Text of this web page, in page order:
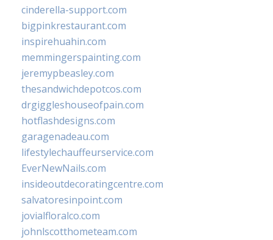
cinderella-support.com
bigpinkrestaurant.com
inspirehuahin.com
memmingerspainting.com
jeremypbeasley.com
thesandwichdepotcos.com
drgiggleshouseofpain.com
hotflashdesigns.com
garagenadeau.com
lifestylechauffeurservice.com
EverNewNails.com
insideoutdecoratingcentre.com
salvatoresinpoint.com
jovialfloralco.com
johnlscotthometeam.com